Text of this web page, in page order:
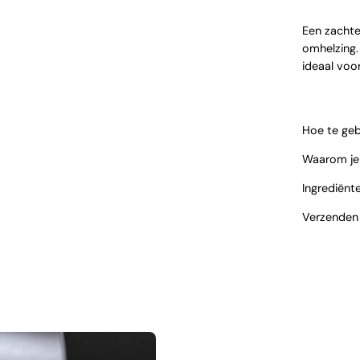
Een
ideaal
Hoe te
Waarom
Verzenden